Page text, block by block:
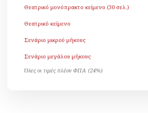
Θεατρικό μονόπρακτο κείμενο (30 σελ.)
Θεατρικό κείμενο
Σενάριο μικρού μήκους
Σενάριο μεγάλου μήκους
Όλες οι τιμές πλέον ΦΠΑ (24%)